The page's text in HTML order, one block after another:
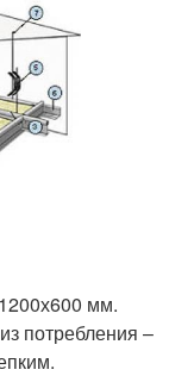
мм.
потребления –